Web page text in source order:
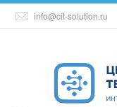
info@cit-solution.ru